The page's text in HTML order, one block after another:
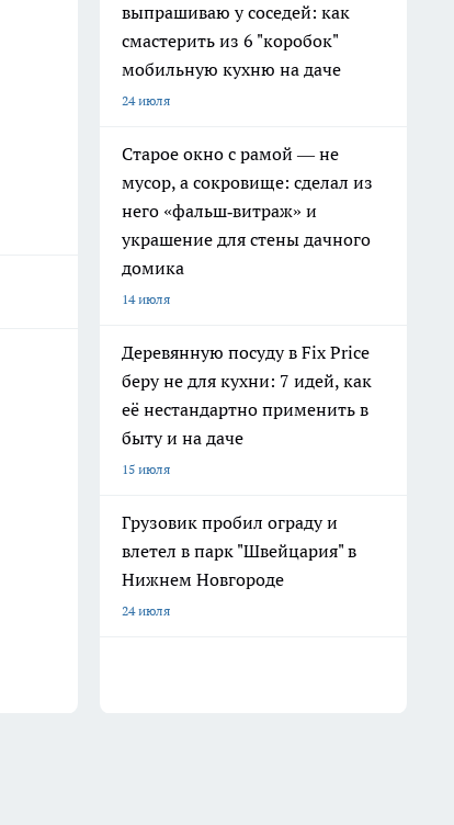
выпрашиваю у соседей: как
смастерить из 6 "коробок"
мобильную кухню на даче
24 июля
Старое окно с рамой — не
мусор, а сокровище: сделал из
него «фальш‑витраж» и
украшение для стены дачного
домика
14 июля
Деревянную посуду в Fix Price
беру не для кухни: 7 идей, как
её нестандартно применить в
быту и на даче
15 июля
Грузовик пробил ограду и
влетел в парк "Швейцария" в
Нижнем Новгороде
24 июля